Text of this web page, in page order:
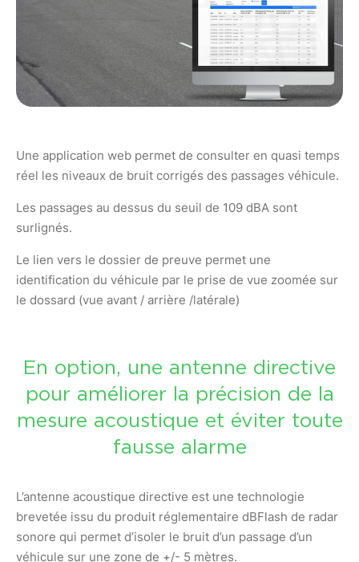
Une application web permet de consulter en quasi temps
réel les niveaux de bruit corrigés des passages véhicule.
Les passages au dessus du seuil de 109 dBA sont
surlignés.
Le lien vers le dossier de preuve permet une
identification du véhicule par le prise de vue zoomée sur
le dossard (vue avant / arrière /latérale)
En option, une antenne directive
pour améliorer la précision de la
mesure acoustique et éviter toute
fausse alarme
L’antenne acoustique directive est une technologie
brevetée issu du produit réglementaire dBFlash de radar
sonore qui permet d’isoler le bruit d’un passage d’un
véhicule sur une zone de +/- 5 mètres.